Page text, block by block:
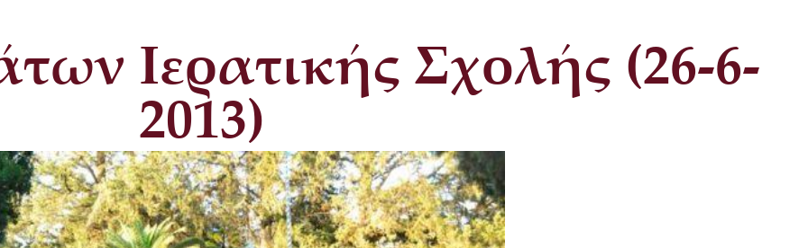
Ιερατικής Σχολής (26-6-
2013)